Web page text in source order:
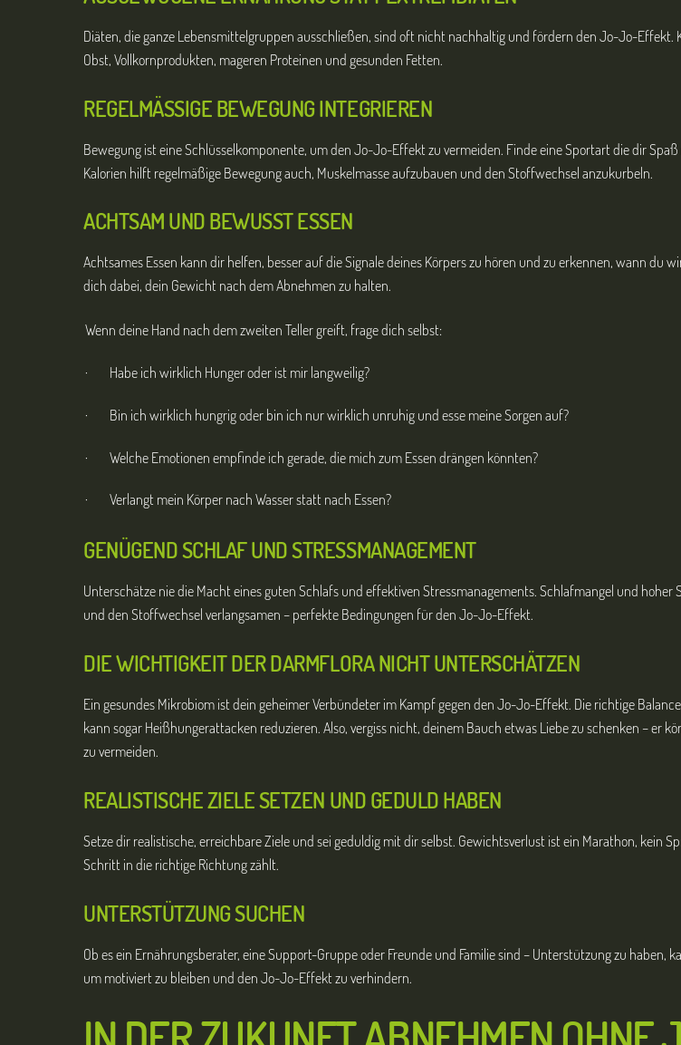
Diäten, die ganze Lebensmittelgruppen ausschließen, sind oft nicht nachhaltig und fördern den Jo-Jo-Effekt.
Obst, Vollkornprodukten, mageren Proteinen und gesunden Fetten.
REGELMÄSSIGE BEWEGUNG INTEGRIEREN
Bewegung ist eine Schlüsselkomponente, um den Jo-Jo-Effekt zu vermeiden. Finde eine Sportart die dir
Kalorien hilft regelmäßige Bewegung auch, Muskelmasse aufzubauen und den Stoffwechsel anzukurbeln.
ACHTSAM UND BEWUSST ESSEN
Achtsames Essen kann dir helfen, besser auf die Signale deines Körpers zu hören und zu erkennen, wann
dich dabei, dein Gewicht nach dem Abnehmen zu halten.
Wenn deine Hand nach dem zweiten Teller greift, frage dich selbst:
· Habe ich wirklich Hunger oder ist mir langweilig?
· Bin ich wirklich hungrig oder bin ich nur wirklich unruhig und esse meine Sorgen auf?
· Welche Emotionen empfinde ich gerade, die mich zum Essen drängen könnten?
· Verlangt mein Körper nach Wasser statt nach Essen?
GENÜGEND SCHLAF UND STRESSMANAGEMENT
Unterschätze nie die Macht eines guten Schlafs und effektiven Stressmanagements. Schlafmangel und
und den Stoffwechsel verlangsamen – perfekte Bedingungen für den Jo-Jo-Effekt.
DIE WICHTIGKEIT DER DARMFLORA NICHT UNTERSCHÄTZEN
Ein gesundes Mikrobiom ist dein geheimer Verbündeter im Kampf gegen den Jo-Jo-Effekt. Die richtige
kann sogar Heißhungerattacken reduzieren. Also, vergiss nicht, deinem Bauch etwas Liebe zu schenken –
zu vermeiden.
REALISTISCHE ZIELE SETZEN UND GEDULD HABEN
Setze dir realistische, erreichbare Ziele und sei geduldig mit dir selbst. Gewichtsverlust ist ein Marathon, kein
Schritt in die richtige Richtung zählt.
UNTERSTÜTZUNG SUCHEN
Ob es ein Ernährungsberater, eine Support-Gruppe oder Freunde und Familie sind – Unterstützung zu
um motiviert zu bleiben und den Jo-Jo-Effekt zu verhindern.